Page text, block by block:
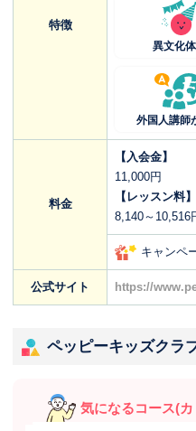
特徴
異文化
外国人講師
料金
【入会金】
11,000円
【レッスン料】
8,140～10,516
キャンペ
公式サイト https://
ペッピーキッズクラ
気になるコース(